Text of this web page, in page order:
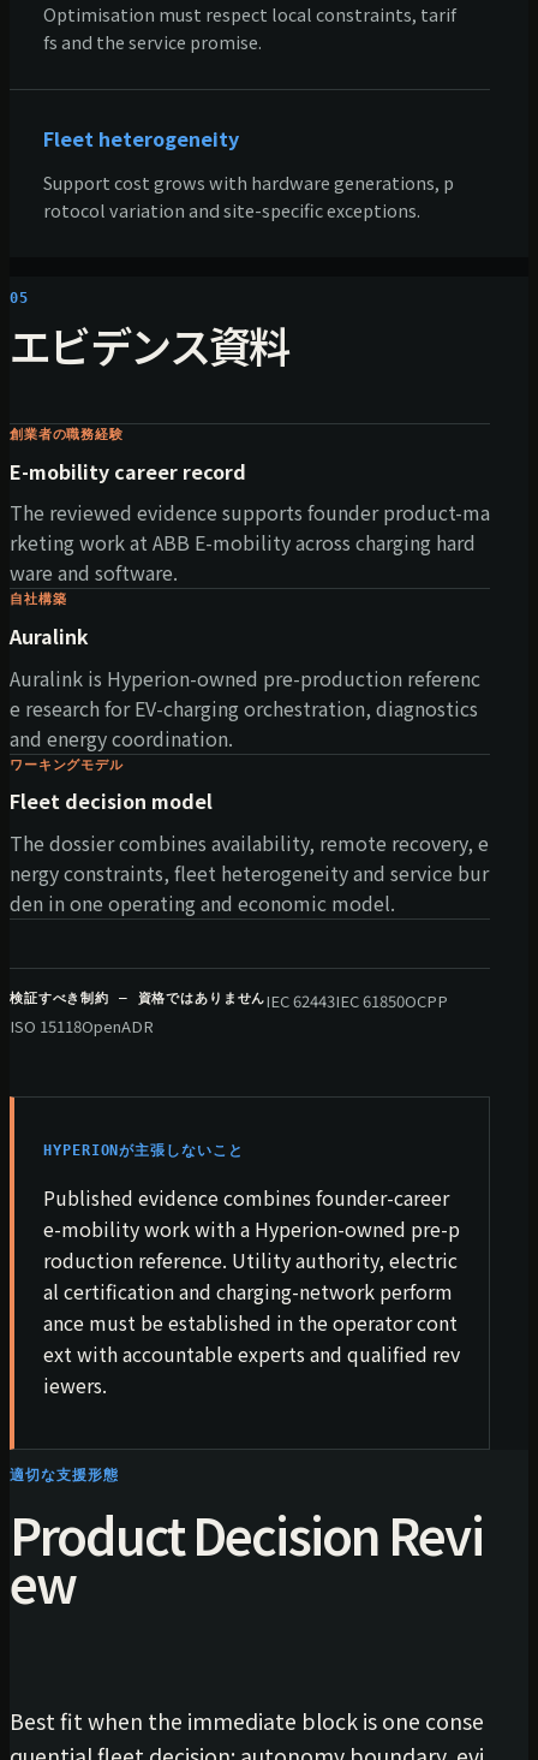
Optimisation must respect local constraints, tarif
fs and the service promise.
Fleet heterogeneity
Support cost grows with hardware generations, p
rotocol variation and site-specific exceptions.
05
エビデンス資料
創業者の職務経験
E-mobility career record
The reviewed evidence supports founder product-ma
rketing work at ABB E-mobility across charging hard
ware and software.
自社構築
Auralink
Auralink is Hyperion-owned pre-production referenc
e research for EV-charging orchestration, diagnostics
and energy coordination.
ワーキングモデル
Fleet decision model
The dossier combines availability, remote recovery, e
nergy constraints, fleet heterogeneity and service bur
den in one operating and economic model.
検証すべき制約 — 資格ではありませんIEC 62443IEC 61850OCPP
ISO 15118OpenADR
HYPERIONが主張しないこと
Published evidence combines founder-career
e-mobility work with a Hyperion-owned pre-p
roduction reference. Utility authority, electric
al certification and charging-network perform
ance must be established in the operator cont
ext with accountable experts and qualified rev
iewers.
適切な支援形態
Product Decision Revi
ew
Best fit when the immediate block is one conse